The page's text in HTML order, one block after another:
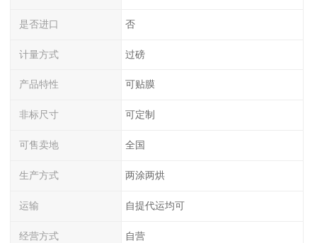
是否进口 否
计量方式 过磅
产品特性 可贴膜
非标尺寸 可定制
可售卖地 全国
生产方式 两涂两烘
运输 自提代运均可
经营方式 自营